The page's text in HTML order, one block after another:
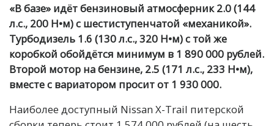
«В базе» идёт бензиновый атмосферник 2.0 (144
л.с., 200 Н•м) с шестиступенчатой «механикой».
Турбодизель 1.6 (130 л.с., 320 Н•м) с той же
коробкой обойдётся минимум в 1 890 000 рублей.
Второй мотор на бензине, 2.5 (171 л.с., 233 Н•м),
вместе с вариатором просит от 1 930 000.
Наиболее доступный Nissan X-Trail питерской